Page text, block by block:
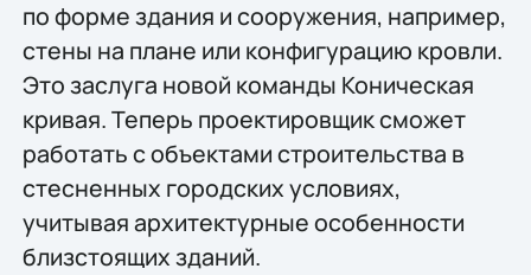
по форме здания и сооружения, например,
стены на плане или конфигурацию кровли.
Это заслуга новой команды Коническая
кривая. Теперь проектировщик сможет
работать с объектами строительства в
стесненных городских условиях,
учитывая архитектурные особенности
близстоящих зданий.